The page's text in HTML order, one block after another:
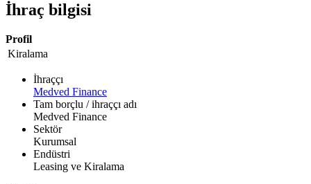
İhraç bilgisi
Profil
Kiralama
İhraççı
Medved Finance
Tam borçlu / ihraççı adı
Medved Finance
Sektör
Kurumsal
Endüstri
Leasing ve Kiralama